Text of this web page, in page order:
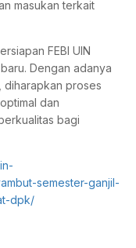
masukan terkait
FEBI UIN
Dengan adanya
proses
dan
bagi
semester-ganjil-
dpk/